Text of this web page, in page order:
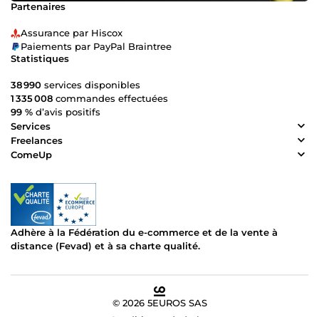
Partenaires
Assurance par Hiscox
Paiements par PayPal Braintree
Statistiques
38 990 services disponibles
1 335 008 commandes effectuées
99 % d’avis positifs
Services
Freelances
ComeUp
Adhère à la Fédération du e-commerce et de la vente à
distance (Fevad) et à sa charte qualité.
© 2026 5EUROS SAS